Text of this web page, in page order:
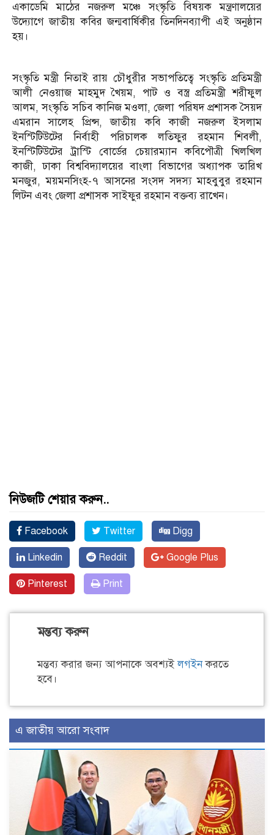
একাডেমি মাঠের নজরুল মঞ্চে সংস্কৃতি বিষয়ক মন্ত্রণালয়ের
উদ্যোগে জাতীয় কবির জন্মবার্ষিকীর তিনদিনব্যাপী এই অনুষ্ঠান
হয়।
সংস্কৃতি মন্ত্রী নিতাই রায় চৌধুরীর সভাপতিত্বে সংস্কৃতি প্রতিমন্ত্রী
আলী নেওয়াজ মাহমুদ খৈয়ম, পাট ও বস্ত্র প্রতিমন্ত্রী শরীফুল
আলম, সংস্কৃতি সচিব কানিজ মওলা, জেলা পরিষদ প্রশাসক সৈয়দ
এমরান সালেহ প্রিন্স, জাতীয় কবি কাজী নজরুল ইসলাম
ইনস্টিটিউটের নির্বাহী পরিচালক লতিফুর রহমান শিবলী,
ইনস্টিটিউটের ট্রাস্টি বোর্ডের চেয়ারম্যান কবিপৌত্রী খিলখিল
কাজী, ঢাকা বিশ্ববিদ্যালয়ের বাংলা বিভাগের অধ্যাপক তারিখ
মনজুর, ময়মনসিংহ-৭ আসনের সংসদ সদস্য মাহবুবুর রহমান
লিটন এবং জেলা প্রশাসক সাইফুর রহমান বক্তব্য রাখেন।
নিউজটি শেয়ার করুন..
Facebook Twitter Digg
Linkedin Reddit Google Plus
Pinterest Print
মন্তব্য করুন
মন্তব্য করার জন্য আপনাকে অবশ্যইলগইনকরতে
হবে।
এ জাতীয় আরো সংবাদ